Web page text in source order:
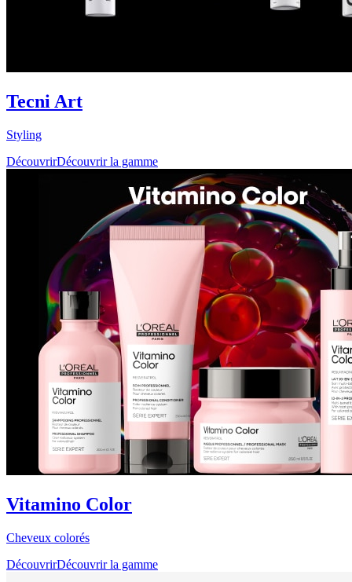
Tecni Art
Styling
DécouvrirDécouvrir la gamme
Vitamino Color
Cheveux colorés
DécouvrirDécouvrir la gamme